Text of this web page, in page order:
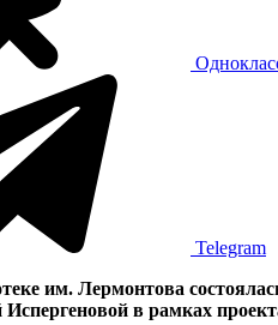
Telegram
им. Лермонтова
в рамках